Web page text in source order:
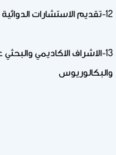
12-تقديم الاستشارات الدوائية لوحدة الروماتيزم
13-الاشراف الاكاديمي
والبكالوريوس